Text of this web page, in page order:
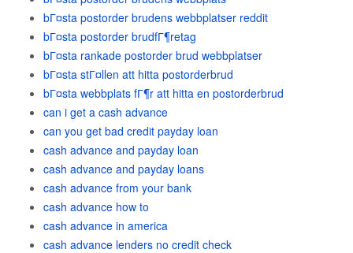
bГ¤sta postorder brudens webbplatser reddit
bГ¤sta postorder brudfГ¶retag
bГ¤sta rankade postorder brud webbplatser
bГ¤sta stГ¤llen att hitta postorderbrud
bГ¤sta webbplats fГ¶r att hitta en postorderbrud
can i get a cash advance
can you get bad credit payday loan
cash advance and payday loan
cash advance and payday loans
cash advance from your bank
cash advance how to
cash advance in america
cash advance lenders no credit check